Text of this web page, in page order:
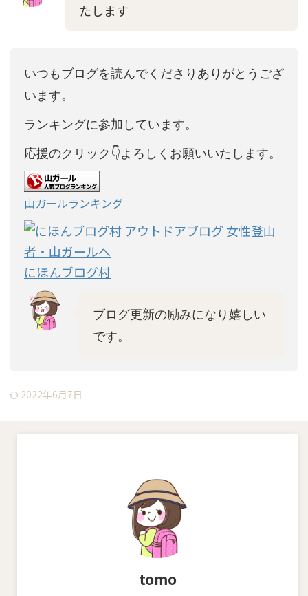
たします
いつもブログを読んでくださりありがとうござ
います。
ランキングに参加しています。
応援のクリック👇よろしくお願いいたします。
山ガールランキング
にほんブログ村
ブログ更新の励みになり嬉しい
です。
2022年6月7日
tomo